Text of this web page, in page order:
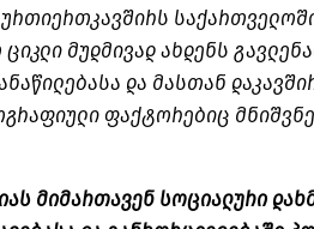
მუდმივად ახდენს
და მასთან
ფაქტორებიც
მიმართავენ სოციალური